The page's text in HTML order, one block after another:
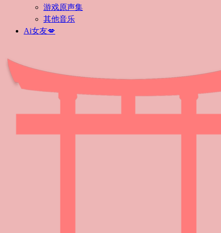
游戏原声集
其他音乐
Ai女友💋